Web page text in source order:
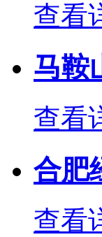
查看
马鞍
查看
合肥
查看